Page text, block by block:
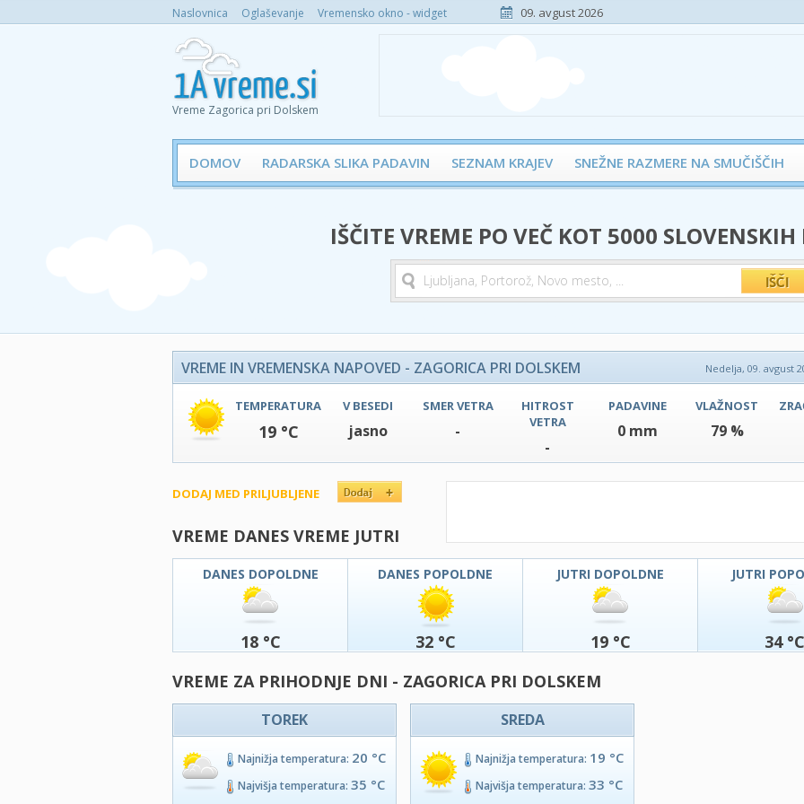
Naslovnica Oglaševanje Vremensko okno - widget 09. avgust 2026
Vreme Zagorica pri Dolskem
DOMOV RADARSKA SLIKA PADAVIN SEZNAM KRAJEV SNEŽNE RAZMERE NA SMUČIŠČIH
IŠČITE VREME PO VEČ KOT 5000 SLOVENSKIH
VREME IN VREMENSKA NAPOVED - ZAGORICA PRI DOLSKEM Nedelja, 09. avgust
TEMPERATURA
19 °C
V BESEDI
jasno
SMER VETRA
-
HITROST
VETRA
-
PADAVINE
0 mm
VLAŽNOST
79 %
DODAJ MED PRILJUBLJENE
VREME DANES VREME JUTRI
DANES DOPOLDNE
18 °C
DANES POPOLDNE
32 °C
JUTRI DOPOLDNE
19 °C
JUTRI
34 °C
VREME ZA PRIHODNJE DNI - ZAGORICA PRI DOLSKEM
TOREK
Najnižja temperatura: 20 °C
Najvišja temperatura: 35 °C
SREDA
Najnižja temperatura: 19 °C
Najvišja temperatura: 33 °C